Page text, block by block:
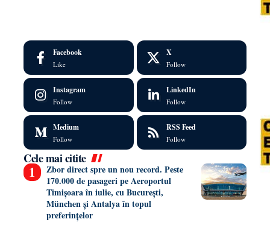
Facebook
Like
X
Follow
Instagram
Follow
LinkedIn
Follow
Medium
Follow
RSS Feed
Follow
Cele mai citite
Zbor direct spre un nou record. Peste
170.000 de pasageri pe Aeroportul
Timișoara în iulie, cu București,
München și Antalya în topul
preferințelor